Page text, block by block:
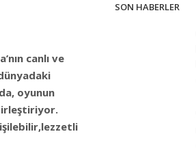
canlı ve
oyunun
SON HABERLER